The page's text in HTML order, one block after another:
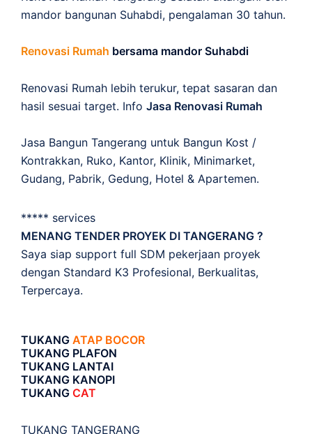
mandor bangunan Suhabdi, pengalaman 30 tahun.
Renovasi Rumah bersama mandor Suhabdi
Renovasi Rumah lebih terukur, tepat sasaran dan
hasil sesuai target. Info Jasa Renovasi Rumah
Jasa Bangun Tangerang untuk Bangun Kost /
Kontrakkan, Ruko, Kantor, Klinik, Minimarket,
Gudang, Pabrik, Gedung, Hotel & Apartemen.
***** services
MENANG TENDER PROYEK DI TANGERANG ?
Saya siap support full SDM pekerjaan proyek
dengan Standard K3 Profesional, Berkualitas,
Terpercaya.
TUKANG ATAP BOCOR
TUKANG PLAFON
TUKANG LANTAI
TUKANG KANOPI
TUKANG CAT
TUKANG TANGERANG